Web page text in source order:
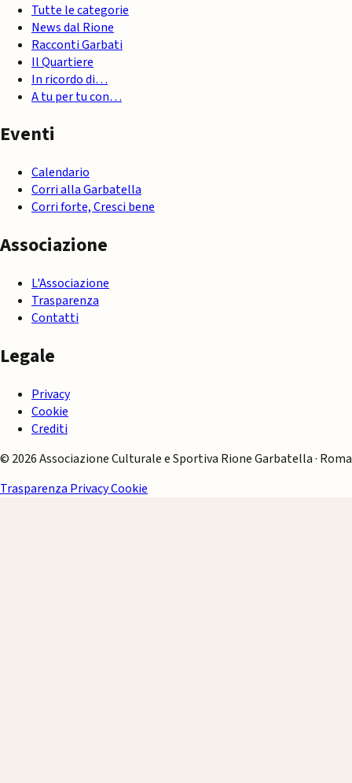
Tutte le categorie
News dal Rione
Racconti Garbati
Il Quartiere
In ricordo di…
A tu per tu con…
Eventi
Calendario
Corri alla Garbatella
Corri forte, Cresci bene
Associazione
L'Associazione
Trasparenza
Contatti
Legale
Privacy
Cookie
Crediti
© 2026 Associazione Culturale e Sportiva Rione Garbatella · Roma
Trasparenza PrivacyCookie